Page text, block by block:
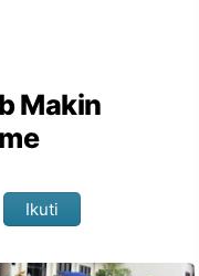
Makin
Ikuti